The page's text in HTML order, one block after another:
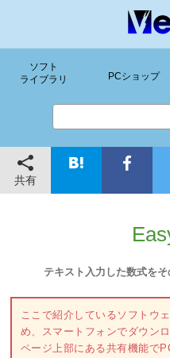
ソフト
ライブラリ
PCショップ
共有
テキスト入力した数式を
ここで紹介しているソフトウ
め、スマートフォンでダウン
ページ上部にある共有機能で